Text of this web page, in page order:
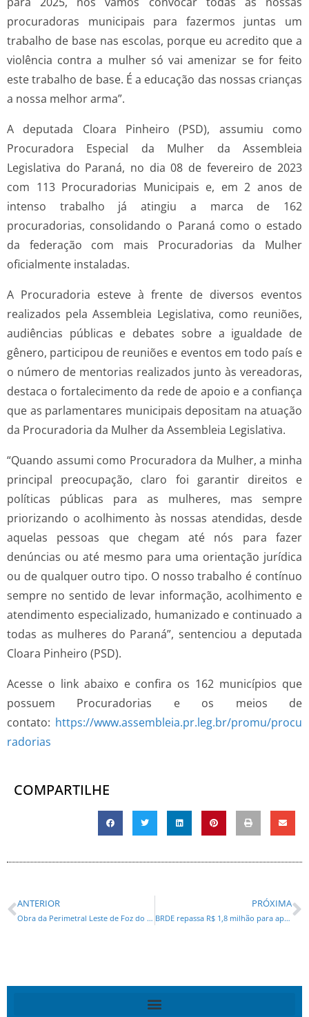
procuradoras municipais para fazermos juntas um
trabalho de base nas escolas, porque eu acredito que a
violência contra a mulher só vai amenizar se for feito
este trabalho de base. É a educação das nossas crianças
a nossa melhor arma”.
A deputada Cloara Pinheiro (PSD), assumiu como
Procuradora Especial da Mulher da Assembleia
Legislativa do Paraná, no dia 08 de fevereiro de 2023
com 113 Procuradorias Municipais e, em 2 anos de
intenso trabalho já atingiu a marca de 162
procuradorias, consolidando o Paraná como o estado
da federação com mais Procuradorias da Mulher
oficialmente instaladas.
A Procuradoria esteve à frente de diversos eventos
realizados pela Assembleia Legislativa, como reuniões,
audiências públicas e debates sobre a igualdade de
gênero, participou de reuniões e eventos em todo país e
o número de mentorias realizados junto às vereadoras,
destaca o fortalecimento da rede de apoio e a confiança
que as parlamentares municipais depositam na atuação
da Procuradoria da Mulher da Assembleia Legislativa.
“Quando assumi como Procuradora da Mulher, a minha
principal preocupação, claro foi garantir direitos e
políticas públicas para as mulheres, mas sempre
priorizando o acolhimento às nossas atendidas, desde
aquelas pessoas que chegam até nós para fazer
denúncias ou até mesmo para uma orientação jurídica
ou de qualquer outro tipo. O nosso trabalho é contínuo
sempre no sentido de levar informação, acolhimento e
atendimento especializado, humanizado e continuado a
todas as mulheres do Paraná”, sentenciou a deputada
Cloara Pinheiro (PSD).
Acesse o link abaixo e confira os 162 municípios que
possuem Procuradorias e os meios de
contato: https://www.assembleia.pr.leg.br/promu/procu
radorias
COMPARTILHE
ANTERIOR
Obra da Perimetral Leste de Foz do Iguaçu chega a 52,95% de execução
PRÓXIMA
BRDE repassa R$ 1,8 milhão para apoiar 46 projetos via incentivos fiscais no Paraná